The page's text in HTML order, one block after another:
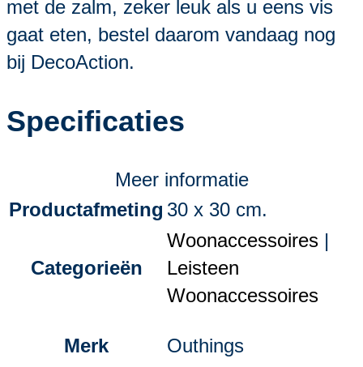
met de zalm, zeker leuk als u eens vis
gaat eten, bestel daarom vandaag nog
bij DecoAction.
Specificaties
Meer informatie
Productafmeting 30 x 30 cm.
Categorieën
Woonaccessoires |
Leisteen
Woonaccessoires
Merk Outhings